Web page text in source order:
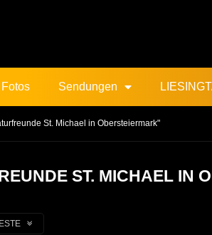
Fotos Sendungen
St. Michael in Obersteiermark"
ST. MICHAEL IN